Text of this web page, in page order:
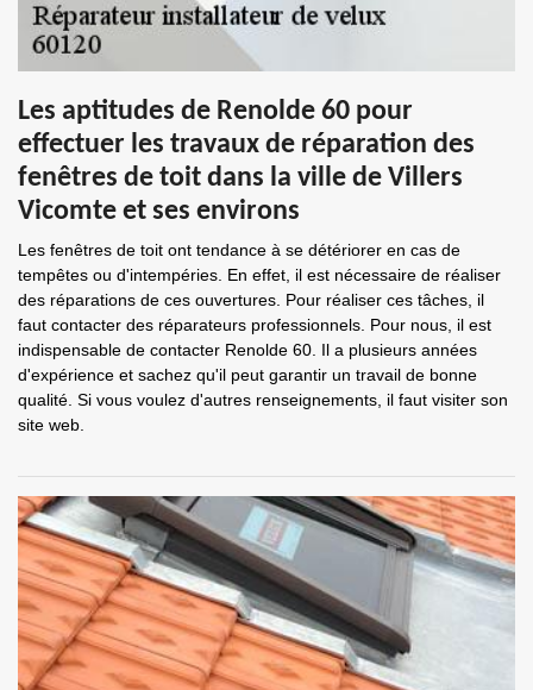
Les aptitudes de Renolde 60 pour
effectuer les travaux de réparation des
fenêtres de toit dans la ville de Villers
Vicomte et ses environs
Les fenêtres de toit ont tendance à se détériorer en cas de
tempêtes ou d'intempéries. En effet, il est nécessaire de réaliser
des réparations de ces ouvertures. Pour réaliser ces tâches, il
faut contacter des réparateurs professionnels. Pour nous, il est
indispensable de contacter Renolde 60. Il a plusieurs années
d'expérience et sachez qu'il peut garantir un travail de bonne
qualité. Si vous voulez d'autres renseignements, il faut visiter son
site web.